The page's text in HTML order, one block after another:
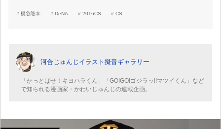
梶谷隆幸 DeNA 2016CS CS
河合じゅんじイラスト擬音ギャラリー
「かっとばせ！キヨハラくん」「GO!GO!ゴジラッ!!マツイくん」など
で知られる漫画家・かわいじゅんじの連載企画。